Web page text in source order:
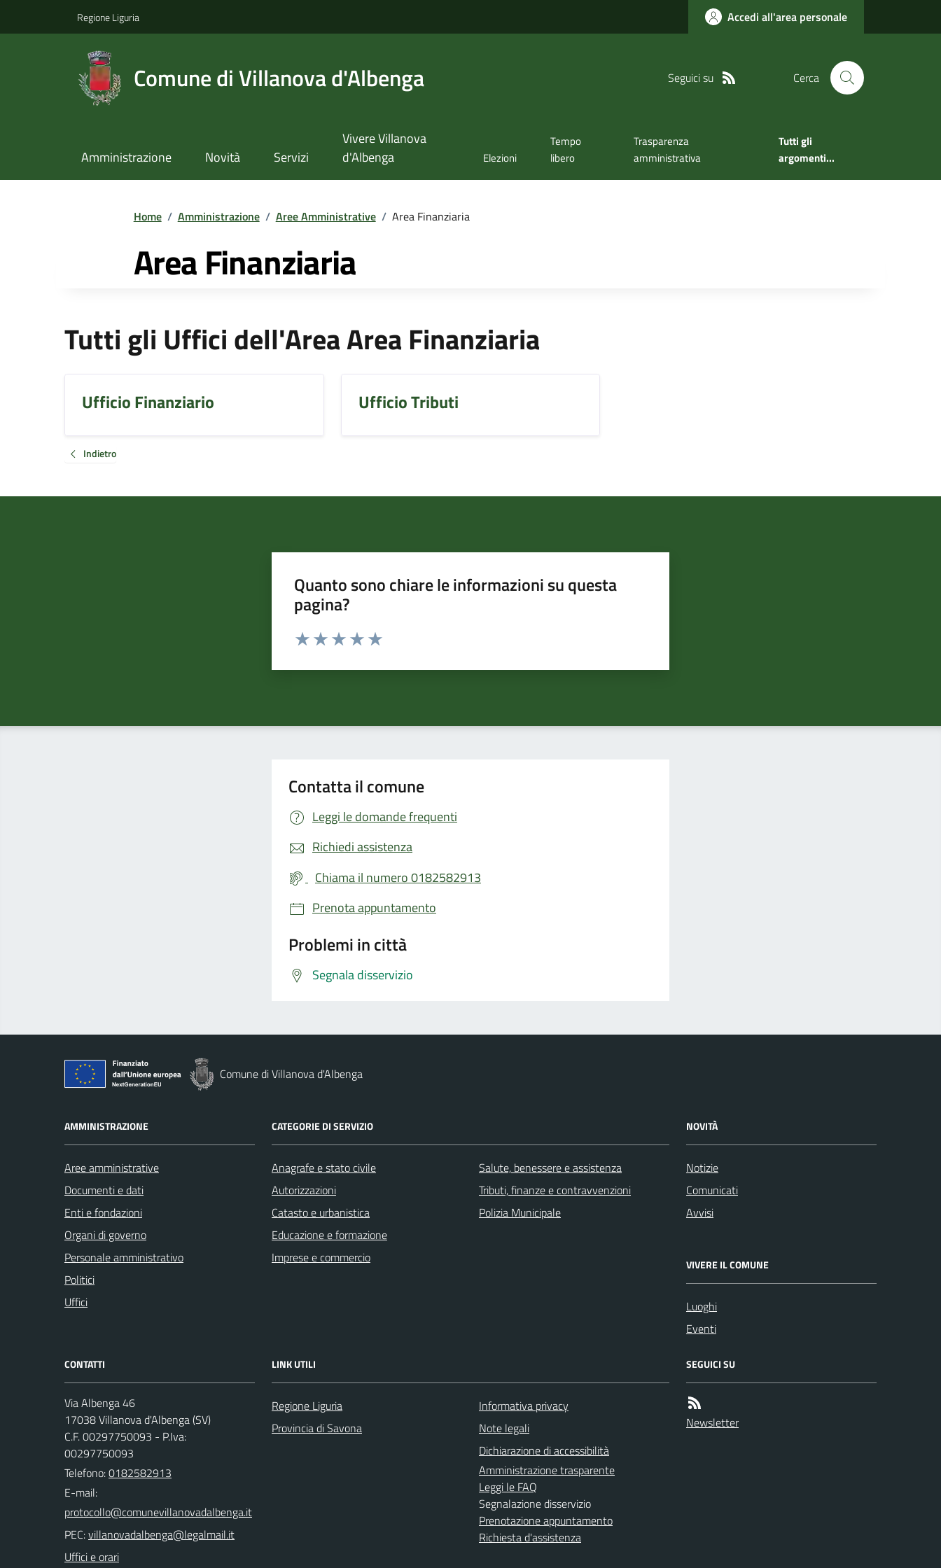
Regione Liguria Accedi all'area personale
Comune di Villanova d'Albenga Seguici su Cerca
Amministrazione Novità Servizi
Vivere Villanova
d'Albenga
Elezioni
Tempo
libero
Trasparenza
amministrativa
Tutti gli
argomenti...
Home / Amministrazione / Aree Amministrative / Area Finanziaria
Area Finanziaria
Tutti gli Uffici dell'Area Area Finanziaria
Ufficio Finanziario Ufficio Tributi
Indietro
Quanto sono chiare le informazioni su questa
pagina?
Valuta da 1 a 5 stelle la pagina
Contatta il comune
Leggi le domande frequenti
Richiedi assistenza
Chiama il numero 0182582913
Prenota appuntamento
Problemi in città
Segnala disservizio
Comune di Villanova d'Albenga
AMMINISTRAZIONE
Aree amministrative
Documenti e dati
Enti e fondazioni
Organi di governo
Personale amministrativo
Politici
Uffici
CATEGORIE DI SERVIZIO
Anagrafe e stato civile
Autorizzazioni
Catasto e urbanistica
Educazione e formazione
Imprese e commercio
Salute, benessere e assistenza
Tributi, finanze e contravvenzioni
Polizia Municipale
NOVITÀ
Notizie
Comunicati
Avvisi
VIVERE IL COMUNE
Luoghi
Eventi
CONTATTI
Via Albenga 46
17038 Villanova d'Albenga (SV)
C.F. 00297750093 - P.Iva:
00297750093
Telefono:0182582913
E-mail:
PEC:
Uffici e orari
LINK UTILI
Regione Liguria
Provincia di Savona
Informativa privacy
Note legali
Dichiarazione di accessibilità
Amministrazione trasparente
Leggi le FAQ
Segnalazione disservizio
Prenotazione appuntamento
Richiesta d'assistenza
SEGUICI SU
Newsletter